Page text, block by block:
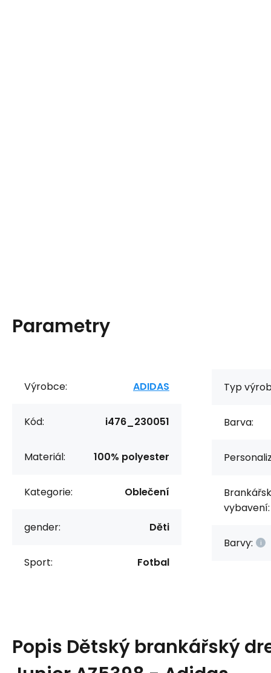
Parametry
Výrobce: ADIDAS
Kód: i476_230051
Materiál: 100% polyester
Kategorie: Oblečení
gender: Děti
Sport: Fotbal
Typ
Barva:
vybavení:
Barvy:
Popis Dětský brankářský